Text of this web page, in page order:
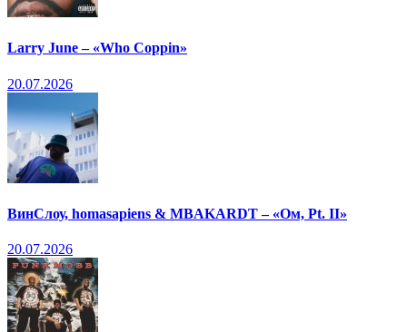
Larry June – «Who Coppin»
20.07.2026
ВинСлоу, homasapiens & MBAKARDT – «Ом, Pt. II»
20.07.2026